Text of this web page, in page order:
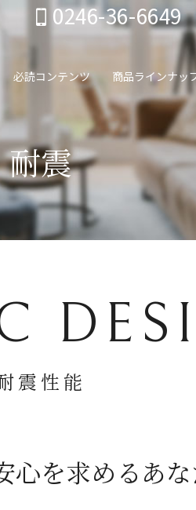
耐震
震性能
心を求めるあ
必読コンテンツ 商品ラインナッ
0246-36-6649